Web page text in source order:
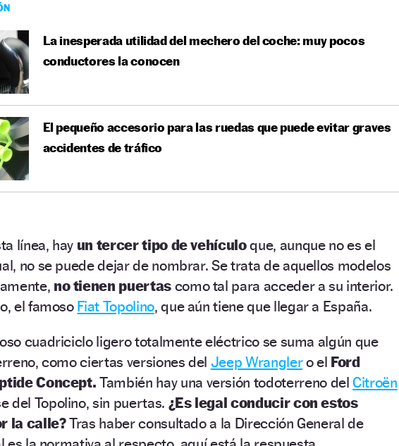
La inesperada utilidad del mechero del coche: muy pocos
conductores la conocen
El pequeño accesorio para las ruedas que puede evitar graves
accidentes de tráfico
línea, hay un tercer tipo de vehículoque, aunque no es el
no se puede dejar de nombrar. Se trata de aquellos modelos
no tienen puertas como tal para acceder a su interior.
el famoso Fiat Topolino, que aún tiene que llegar a España.
cuadriciclo ligero totalmente eléctrico se suma algún que
como ciertas versiones del Jeep Wranglero el Ford
Concept.También hay una versión todoterreno delCitroën
del Topolino, sin puertas. ¿Es legal conducir con estos
la calle?Tras haber consultado a la Dirección General de